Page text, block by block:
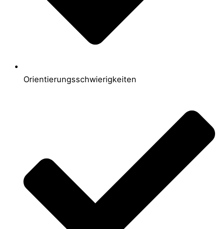
Orientierungsschwierigkeiten